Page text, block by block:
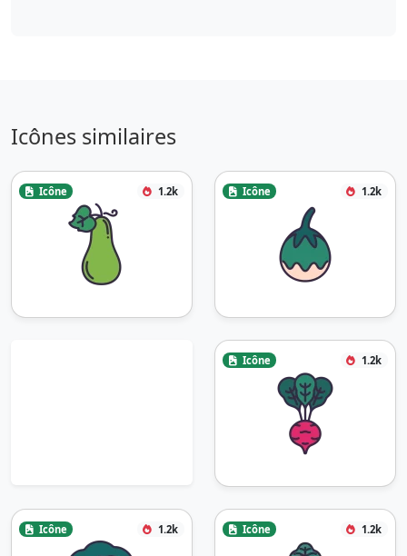
Icônes similaires
Icône 1.2k Icône 1.2k
Icône 1.2k
Icône 1.2k Icône 1.2k